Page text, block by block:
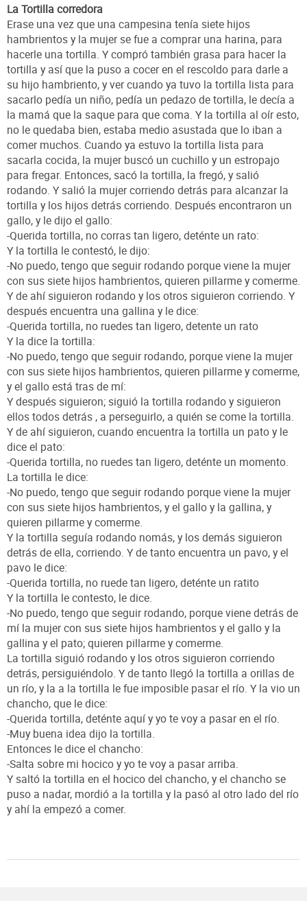
La Tortilla corredora
Erase una vez que una campesina tenía siete hijos
hambrientos y la mujer se fue a comprar una harina, para
hacerle una tortilla. Y compró también grasa para hacer la
tortilla y así que la puso a cocer en el rescoldo para darle a
su hijo hambriento, y ver cuando ya tuvo la tortilla lista para
sacarlo pedía un niño, pedía un pedazo de tortilla, le decía a
la mamá que la saque para que coma. Y la tortilla al oír esto,
no le quedaba bien, estaba medio asustada que lo iban a
comer muchos. Cuando ya estuvo la tortilla lista para
sacarla cocida, la mujer buscó un cuchillo y un estropajo
para fregar. Entonces, sacó la tortilla, la fregó, y salió
rodando. Y salió la mujer corriendo detrás para alcanzar la
tortilla y los hijos detrás corriendo. Después encontraron un
gallo, y le dijo el gallo:
-Querida tortilla, no corras tan ligero, deténte un rato:
Y la tortilla le contestó, le dijo:
-No puedo, tengo que seguir rodando porque viene la mujer
con sus siete hijos hambrientos, quieren pillarme y comerme.
Y de ahí siguieron rodando y los otros siguieron corriendo. Y
después encuentra una gallina y le dice:
-Querida tortilla, no ruedes tan ligero, detente un rato
Y la dice la tortilla:
-No puedo, tengo que seguir rodando, porque viene la mujer
con sus siete hijos hambrientos, quieren pillarme y comerme,
y el gallo está tras de mí:
Y después siguieron; siguió la tortilla rodando y siguieron
ellos todos detrás , a perseguirlo, a quién se come la tortilla.
Y de ahí siguieron, cuando encuentra la tortilla un pato y le
dice el pato:
-Querida tortilla, no ruedes tan ligero, deténte un momento.
La tortilla le dice:
-No puedo, tengo que seguir rodando porque viene la mujer
con sus siete hijos hambrientos, y el gallo y la gallina, y
quieren pillarme y comerme.
Y la tortilla seguía rodando nomás, y los demás siguieron
detrás de ella, corriendo. Y de tanto encuentra un pavo, y el
pavo le dice:
-Querida tortilla, no ruede tan ligero, deténte un ratito
Y la tortilla le contesto, le dice.
-No puedo, tengo que seguir rodando, porque viene detrás de
mí la mujer con sus siete hijos hambrientos y el gallo y la
gallina y el pato; quieren pillarme y comerme.
La tortilla siguió rodando y los otros siguieron corriendo
detrás, persiguiéndolo. Y de tanto llegó la tortilla a orillas de
un río, y la a la tortilla le fue imposible pasar el río. Y la vio un
chancho, que le dice:
-Querida tortilla, deténte aquí y yo te voy a pasar en el río.
-Muy buena idea dijo la tortilla.
Entonces le dice el chancho:
-Salta sobre mi hocico y yo te voy a pasar arriba.
Y saltó la tortilla en el hocico del chancho, y el chancho se
puso a nadar, mordió a la tortilla y la pasó al otro lado del río
y ahí la empezó a comer.